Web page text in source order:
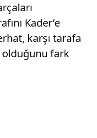
Kader’e
karşı tarafa
olduğunu fark